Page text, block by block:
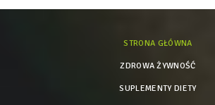
STRONA GŁÓWNA
ZDROWA ŻYWNOŚĆ
SUPLEMENTY DIETY